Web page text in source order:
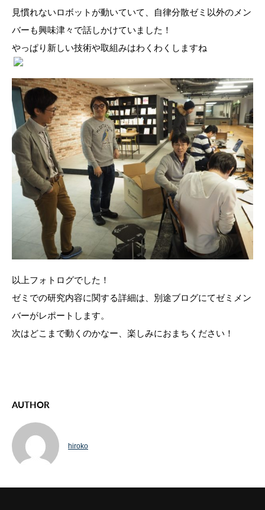
見慣れないロボットが動いていて、自律分散ゼミ以外のメン
バーも興味津々で話しかけていました！
やっぱり新しい技術や取組みはわくわくしますね
以上フォトログでした！
ゼミでの研究内容に関する詳細は、別途ブログにてゼミメン
バーがレポートします。
次はどこまで動くのかなー、楽しみにおまちください！
AUTHOR
hiroko